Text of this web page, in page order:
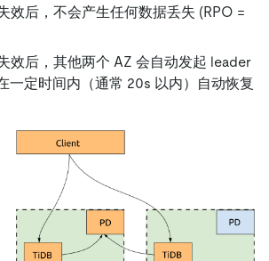
效后，不会产生任何数据丢失 (RPO =
效后，其他两个 AZ 会自动发起 leader
一定时间内（通常 20s 以内）自动恢复